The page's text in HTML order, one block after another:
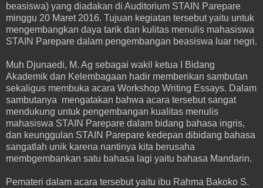
beasiswa) yang diadakan di Auditorium STAIN Parepare
minggu 20 Maret 2016. Tujuan kegiatan tersebut yaitu untuk
mengembangkan daya tarik dan kulitas menulis mahasiswa
STAIN Parepare dalam pengembangan beasiswa luar negri.
Muh Djunaedi, M. Ag sebagai wakil ketua I Bidang
Akademik dan Kelembagaan hadir memberikan sambutan
sekaligus membuka acara Workshop Writing Essays. Dalam
sambutanya mengatakan bahwa acara tersebut sangat
mendukung untuk pengembangan kualitas menulis
mahasiswa STAIN Parepare dalam bidang bahasa ingris,
dan keunggulan STAIN Parepare kedepan dibidang bahasa
sangatlah unik karena nantinya kita berusaha
membgembankan satu bahasa lagi yaitu bahasa Mandarin.
Pemateri dalam acara tersebut yaitu ibu Rahma Bakoko S.